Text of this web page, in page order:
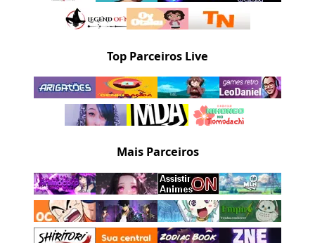
Top Parceiros Live
Mais Parceiros